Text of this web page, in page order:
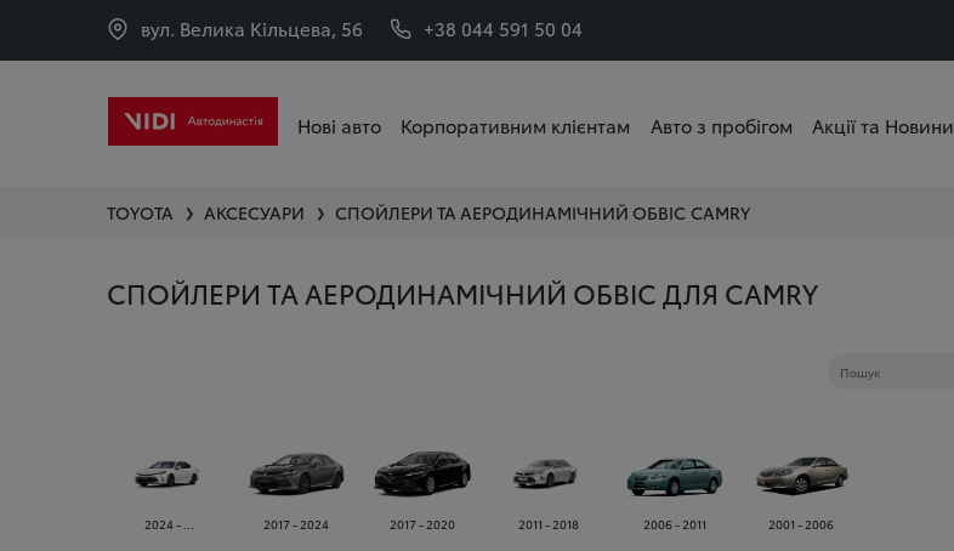
вул. Велика Кільцева, 56 +38 044 591 50 04
Нові авто Корпоративним клієнтам Авто з пробігом Акції та Новини
TOYOTA ❯ АКСЕСУАРИ ❯ СПОЙЛЕРИ ТА АЕРОДИНАМІЧНИЙ ОБВІС CAMRY
СПОЙЛЕРИ ТА АЕРОДИНАМІЧНИЙ ОБВІС ДЛЯ CAMRY
2024 - ... 2017 - 2024 2017 - 2020 2011 - 2018 2006 - 2011 2001 - 2006